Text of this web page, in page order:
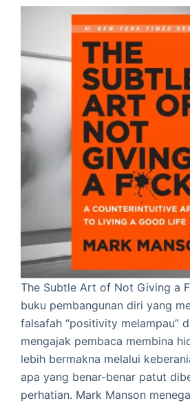
The Subtle Art of Not Giving a
buku pembangunan diri yang
falsafah “positivity melampau”
mengajak pembaca membina
lebih bermakna melalui
apa yang benar-benar patut
perhatian. Mark Manson